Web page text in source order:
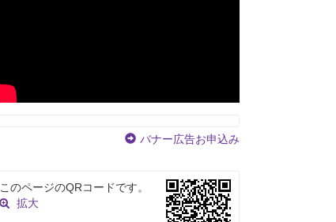
バナー広告お申込み
このページのQRコードです。
拡大